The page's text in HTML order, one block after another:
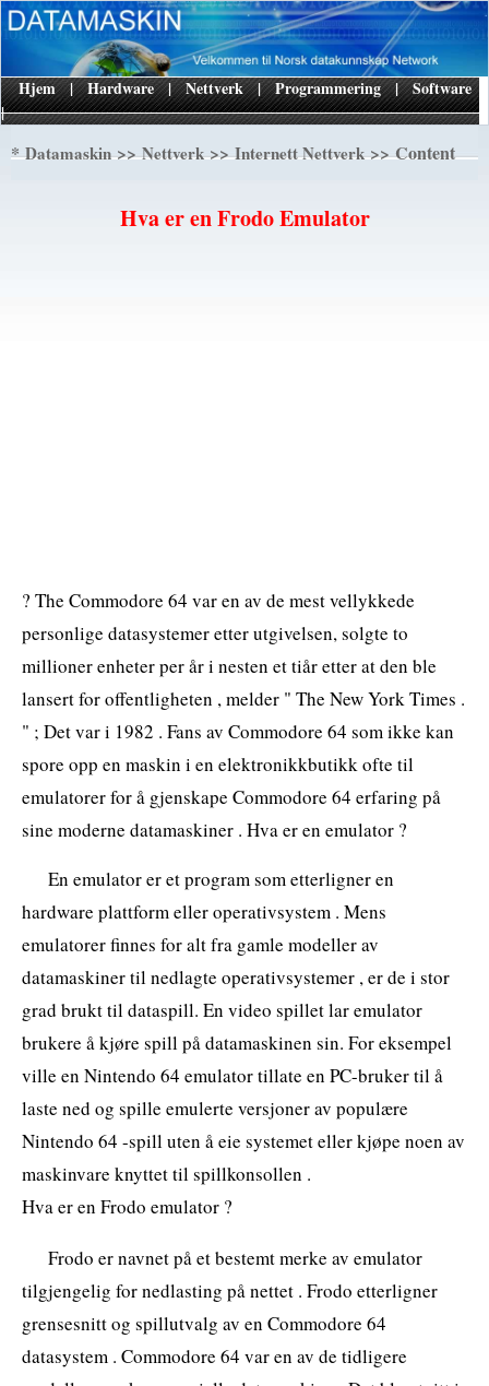
|
Hjem | Hardware | Nettverk | Programmering | Software
*Datamaskin>>Nettverk>>Internett Nettverk>> Content
Hva er en Frodo Emulator
? The Commodore 64 var en av de mest vellykkede
personlige datasystemer etter utgivelsen, solgte to
millioner enheter per år i nesten et tiår etter at den ble
lansert for offentligheten , melder " The New York Times .
" ; Det var i 1982 . Fans av Commodore 64 som ikke kan
spore opp en maskin i en elektronikkbutikk ofte til
emulatorer for å gjenskape Commodore 64 erfaring på
sine moderne datamaskiner . Hva er en emulator ?
En emulator er et program som etterligner en
hardware plattform eller operativsystem . Mens
emulatorer finnes for alt fra gamle modeller av
datamaskiner til nedlagte operativsystemer , er de i stor
grad brukt til dataspill. En video spillet lar emulator
brukere å kjøre spill på datamaskinen sin. For eksempel
ville en Nintendo 64 emulator tillate en PC-bruker til å
laste ned og spille emulerte versjoner av populære
Nintendo 64 -spill uten å eie systemet eller kjøpe noen av
maskinvare knyttet til spillkonsollen .
Hva er en Frodo emulator ?
Frodo er navnet på et bestemt merke av emulator
tilgjengelig for nedlasting på nettet . Frodo etterligner
grensesnitt og spillutvalg av en Commodore 64
datasystem . Commodore 64 var en av de tidligere